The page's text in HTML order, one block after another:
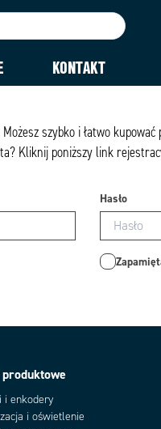
KONTAKT
szybko i łatwo
Kliknij poniższy link
Hasło
i enkodery
i oświetlenie